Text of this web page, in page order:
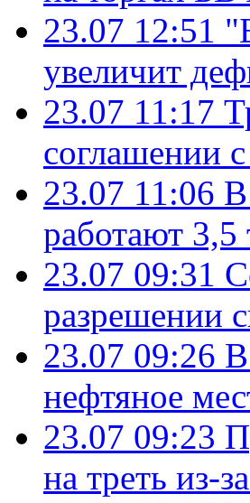
23.07 12:51
увеличит
23.07 11:17
соглашении
23.07 11:06
работают
23.07 09:31
разрешении
23.07 09:26
нефтяное
23.07 09:23
на треть из-